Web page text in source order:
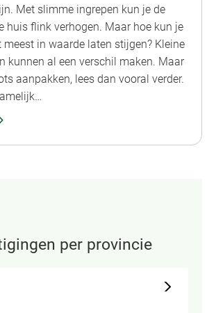
Met slimme ingrepen kun je de
huis flink verhogen. Maar hoe kun je
meest in waarde laten stijgen? Kleine
kunnen al een verschil maken. Maar
aanpakken, lees dan vooral verder.
per provincie